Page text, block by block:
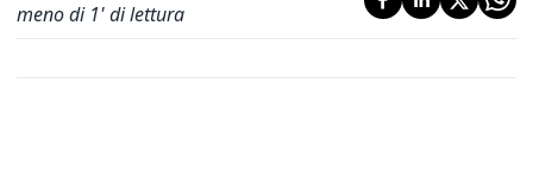
meno di 1' di lettura